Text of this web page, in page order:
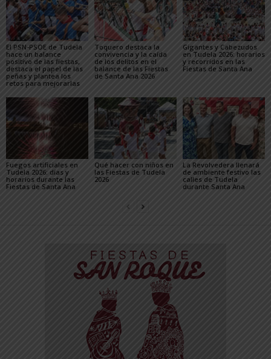
El PSN-PSOE de Tudela
hace un balance
positivo de las fiestas,
destaca el papel de las
peñas y plantea los
retos para mejorarlas
Toquero destaca la
convivencia y la caída
de los delitos en el
balance de las Fiestas
de Santa Ana 2026
Gigantes y Cabezudos
en Tudela 2026: horarios
y recorridos en las
Fiestas de Santa Ana
Fuegos artificiales en
Tudela 2026: días y
horarios durante las
Fiestas de Santa Ana
Qué hacer con niños en
las Fiestas de Tudela
2026
La Revolvedera llenará
de ambiente festivo las
calles de Tudela
durante Santa Ana